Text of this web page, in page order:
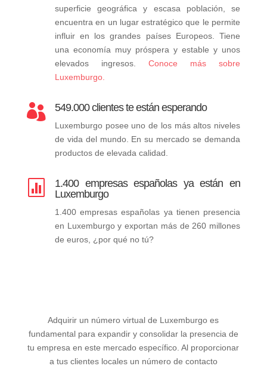
superficie geográfica y escasa población, se
encuentra en un lugar estratégico que le permite
influir en los grandes países Europeos. Tiene
una economía muy próspera y estable y unos
elevados ingresos. Conoce más sobre
Luxemburgo.
 549.000 clientes te están esperando
Luxemburgo posee uno de los más altos niveles
de vida del mundo. En su mercado se demanda
productos de elevada calidad.

1.400 empresas españolas ya están en
Luxemburgo
1.400 empresas españolas ya tienen presencia
en Luxemburgo y exportan más de 260 millones
de euros, ¿por qué no tú?
Adquirir un número virtual de Luxemburgo es
fundamental para expandir y consolidar la presencia de
tu empresa en este mercado específico. Al proporcionar
a tus clientes locales un número de contacto